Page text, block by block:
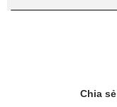
Chia sẻ